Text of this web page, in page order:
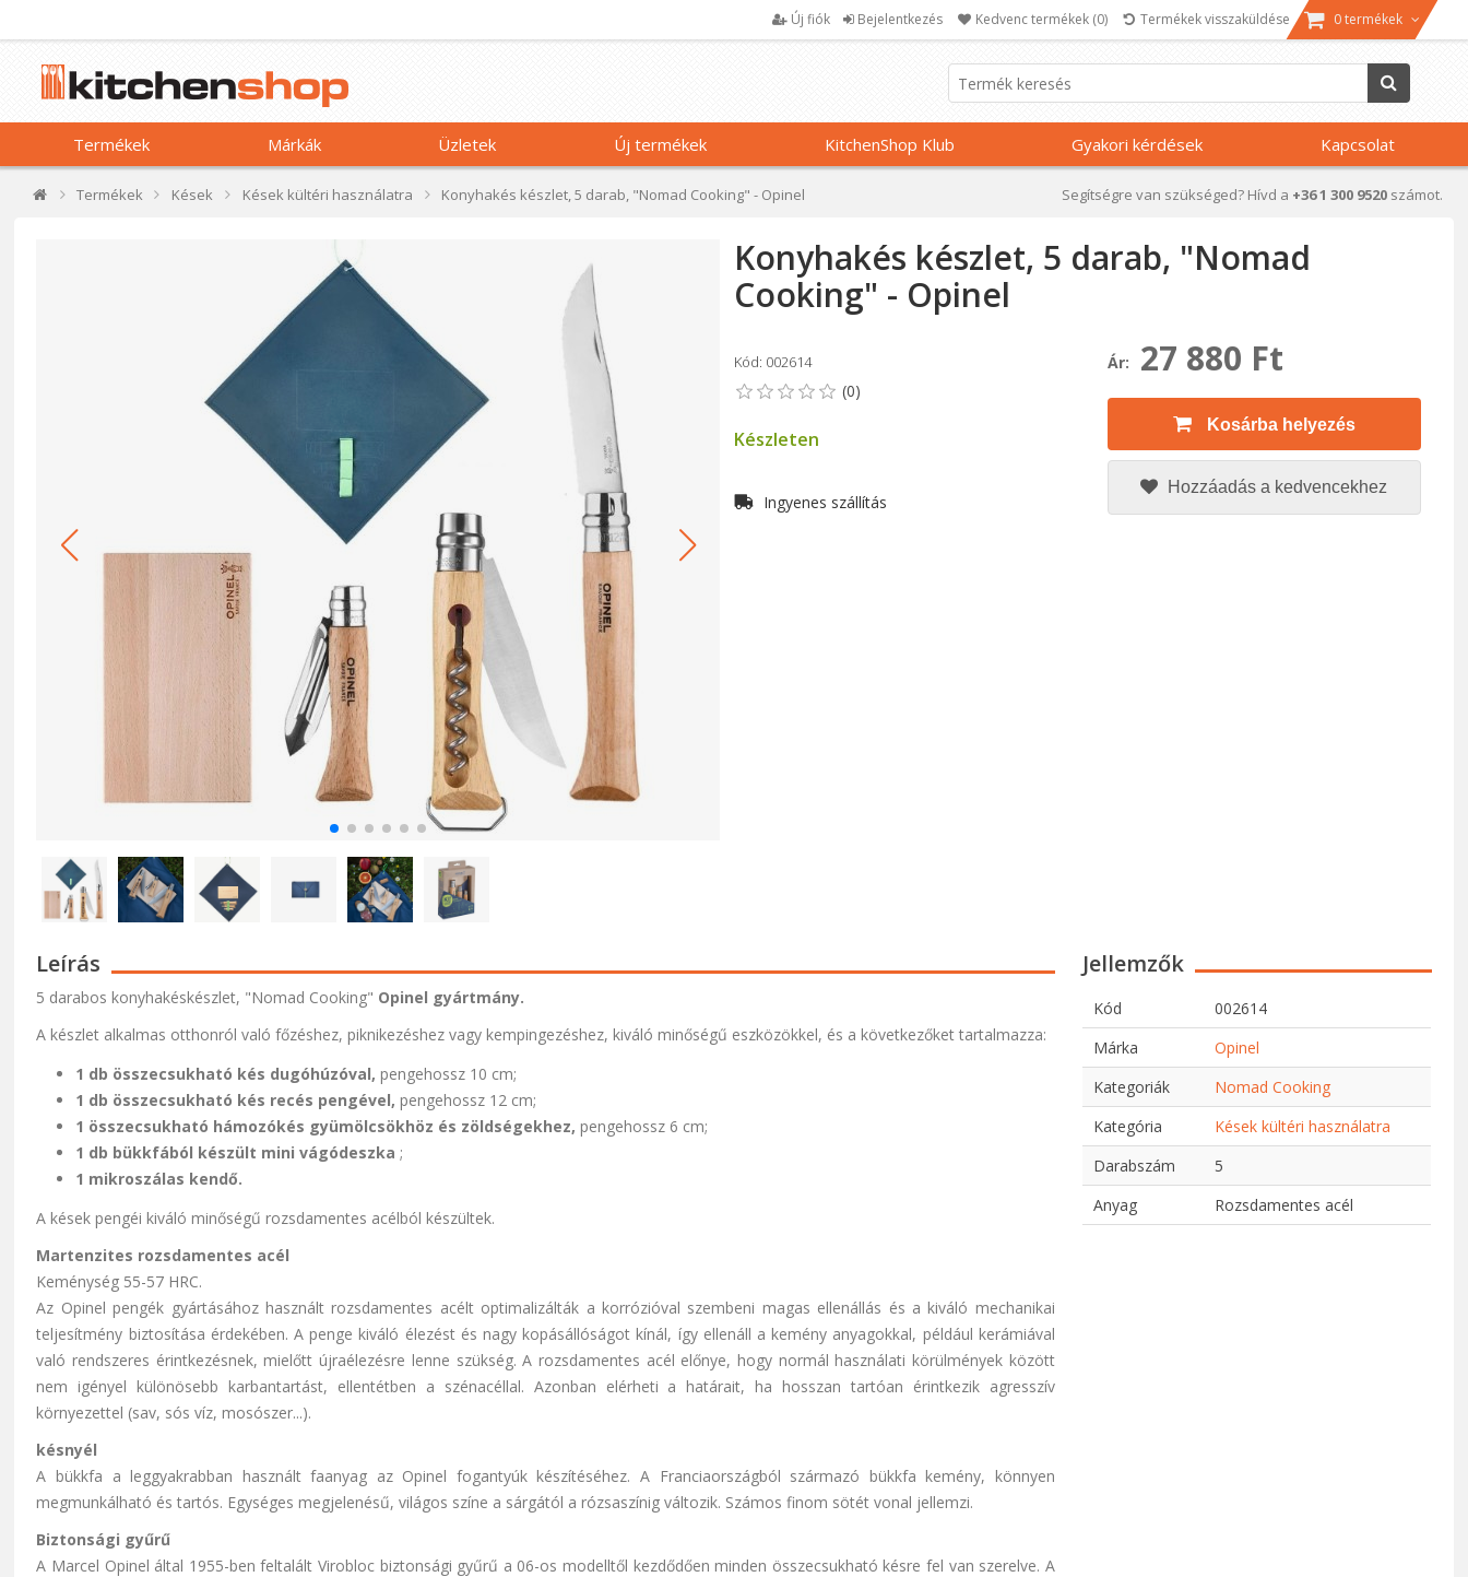
Új fiók Bejelentkezés Kedvenc termékek (0) Termékek visszaküldése 0 termékek
Termékek Márkák Üzletek Új termékek KitchenShop Klub Gyakori kérdések Kapcsolat
Termékek Kések Kések kültéri használatra Konyhakés készlet, 5 darab, "Nomad Cooking" - Opinel Segítségre van szükséged? Hívd a +36 1 300 9520számot.
Konyhakés készlet, 5 darab, "Nomad
Cooking" - Opinel
Kód: 002614
Készleten
Ingyenes szállítás
Ár: 27 880 Ft
Kosárba helyezés
Hozzáadás a kedvencekhez
Leírás
5 darabos konyhakéskészlet, "Nomad Cooking" Opinel gyártmány.
A készlet alkalmas otthonról való főzéshez, piknikezéshez vagy kempingezéshez, kiváló minőségű eszközökkel, és a következőket tartalmazza:
1 db összecsukható kés dugóhúzóval, pengehossz 10 cm;
1 db összecsukható kés recés pengével, pengehossz 12 cm;
1 összecsukható hámozókés gyümölcsökhöz és zöldségekhez, pengehossz 6 cm;
1 db bükkfából készült mini vágódeszka ;
1 mikroszálas kendő.
A kések pengéi kiváló minőségű rozsdamentes acélból készültek.
Martenzites rozsdamentes acél
Keménység 55-57 HRC.
Az Opinel pengék gyártásához használt rozsdamentes acélt optimalizálták a korrózióval szembeni magas ellenállás és a kiváló mechanikai
teljesítmény biztosítása érdekében. A penge kiváló élezést és nagy kopásállóságot kínál, így ellenáll a kemény anyagokkal, például kerámiával
való rendszeres érintkezésnek, mielőtt újraélezésre lenne szükség. A rozsdamentes acél előnye, hogy normál használati körülmények között
nem igényel különösebb karbantartást, ellentétben a szénacéllal. Azonban elérheti a határait, ha hosszan tartóan érintkezik agresszív
környezettel (sav, sós víz, mosószer...).
késnyél
A bükkfa a leggyakrabban használt faanyag az Opinel fogantyúk készítéséhez. A Franciaországból származó bükkfa kemény, könnyen
megmunkálható és tartós. Egységes megjelenésű, világos színe a sárgától a rózsaszínig változik. Számos finom sötét vonal jellemzi.
Biztonsági gyűrű
A Marcel Opinel által 1955-ben feltalált Virobloc biztonsági gyűrű a 06-os modelltől kezdődően minden összecsukható késre fel van szerelve. A
Jellemzők
Kód
002614
Márka
Opinel
Kategoriák
Nomad Cooking
Kategória
Kések kültéri használatra
Darabszám
5
Anyag
Rozsdamentes acél